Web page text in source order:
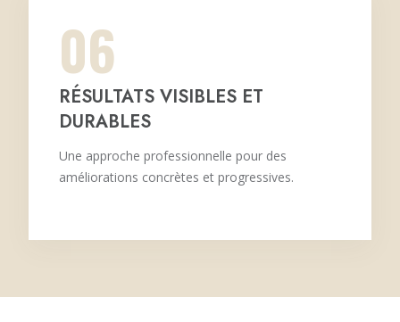
06
RÉSULTATS VISIBLES ET
DURABLES
Une approche professionnelle pour des
améliorations concrètes et progressives.